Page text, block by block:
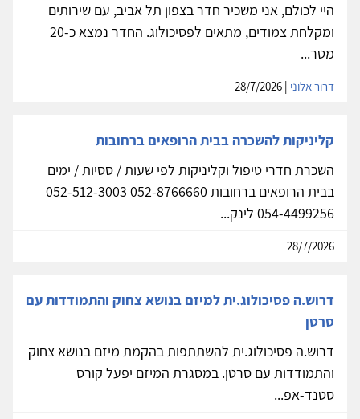
היי לכולם, אני משכיר חדר בצפון תל אביב, עם שירותים
ומקלחת צמודים, מתאים לפסיכולוג. החדר נמצא כ-20
מטר...
דרור אלוני
קליניקות להשכרה בבית הרופאים ברחובות
השכרת חדרי טיפול וקליניקות לפי שעות / ססיות / ימים
בבית הרופאים ברחובות 052-8766660 052-512-3003
054-4499256 לינק...
28/7/2026
דרוש.ה פסיכולוג.ית למיזם בנושא צחוק והתמודדות עם
סרטן
דרוש.ה פסיכולוג.ית להשתתפות בהקמת מיזם בנושא צחוק
והתמודדות עם סרטן. במסגרת המיזם יפעל קורס
סטנד-אפ...